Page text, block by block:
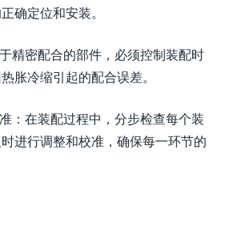
确定位和安装。
精密配合的部件，必须控制装配时
胀冷缩引起的配合误差。
：在装配过程中，分步检查每个装
进行调整和校准，确保每一环节的